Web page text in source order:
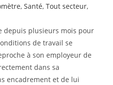
,Santé,Tout secteur,
depuis plusieurs mois pour
de travail se
à son employeur de
dans sa
encadrement et de lui